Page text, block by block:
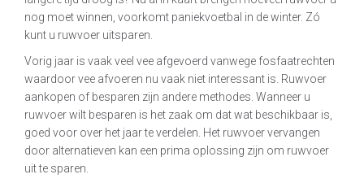
nog moet winnen, voorkomt paniekvoetbal in de winter. Zó
kunt u ruwvoer uitsparen.
Vorig jaar is vaak veel vee afgevoerd vanwege fosfaatrechten
waardoor vee afvoeren nu vaak niet interessant is. Ruwvoer
aankopen of besparen zijn andere methodes. Wanneer u
ruwvoer wilt besparen is het zaak om dat wat beschikbaar is,
goed voor over het jaar te verdelen. Het ruwvoer vervangen
door alternatieven kan een prima oplossing zijn om ruwvoer
uit te sparen.